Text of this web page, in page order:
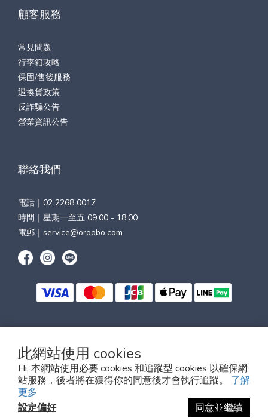
此網站使用 cookies
Hi, 本網站使用必要 cookies 和追蹤型 cookies 以確保網
站服務，後者將在獲得你的同意後才會執行追蹤。 了解
更多
設定偏好
同意並繼續
顧客服務
常見問題
行李箱攻略
保固/售後服務
退換貨政策
反詐騙公告
營業資訊公告
聯絡我們
電話｜ 02 2268 0017
時間｜星期一至五 09:00 - 18:00
電郵｜ service@oroobo.com
統一編號：27595665｜營業人名稱：聯瑩國際股份有限公司